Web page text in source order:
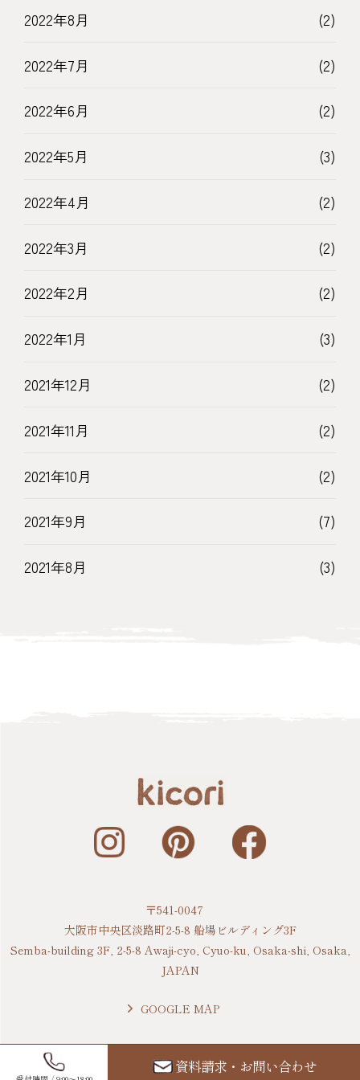
資料請求・お問い合わせ
2022年8月 (2)
2022年7月 (2)
2022年6月 (2)
2022年5月 (3)
2022年4月 (2)
2022年3月 (2)
2022年2月 (2)
2022年1月 (3)
2021年12月 (2)
2021年11月 (2)
2021年10月 (2)
2021年9月 (7)
2021年8月 (3)
〒541-0047
大阪市中央区淡路町2-5-8 船場ビルディング3F
Semba-building 3F, 2-5-8 Awaji-cyo, Cyuo-ku, Osaka-shi, Osaka,
JAPAN
GOOGLE MAP
Copyright(C)2020 kicori Co.,LTD. All Rights Reserved.